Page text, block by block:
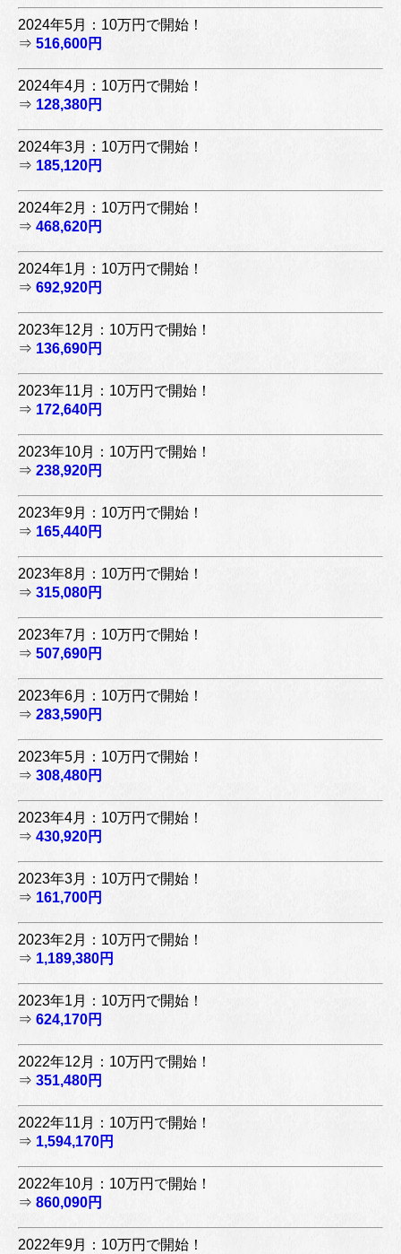
2024年5月：10万円で開始！
⇒ 516,600円
2024年4月：10万円で開始！
⇒ 128,380円
2024年3月：10万円で開始！
⇒ 185,120円
2024年2月：10万円で開始！
⇒ 468,620円
2024年1月：10万円で開始！
⇒ 692,920円
2023年12月：10万円で開始！
⇒ 136,690円
2023年11月：10万円で開始！
⇒ 172,640円
2023年10月：10万円で開始！
⇒ 238,920円
2023年9月：10万円で開始！
⇒ 165,440円
2023年8月：10万円で開始！
⇒ 315,080円
2023年7月：10万円で開始！
⇒ 507,690円
2023年6月：10万円で開始！
⇒ 283,590円
2023年5月：10万円で開始！
⇒ 308,480円
2023年4月：10万円で開始！
⇒ 430,920円
2023年3月：10万円で開始！
⇒ 161,700円
2023年2月：10万円で開始！
⇒ 1,189,380円
2023年1月：10万円で開始！
⇒ 624,170円
2022年12月：10万円で開始！
⇒ 351,480円
2022年11月：10万円で開始！
⇒ 1,594,170円
2022年10月：10万円で開始！
⇒ 860,090円
2022年9月：10万円で開始！